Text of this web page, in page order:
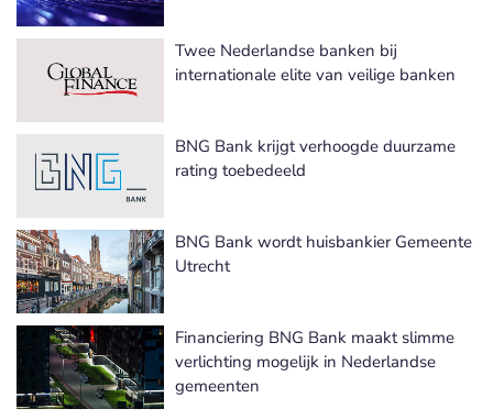
Twee Nederlandse banken bij
internationale elite van veilige banken
BNG Bank krijgt verhoogde duurzame
rating toebedeeld
BNG Bank wordt huisbankier Gemeente
Utrecht
Financiering BNG Bank maakt slimme
verlichting mogelijk in Nederlandse
gemeenten